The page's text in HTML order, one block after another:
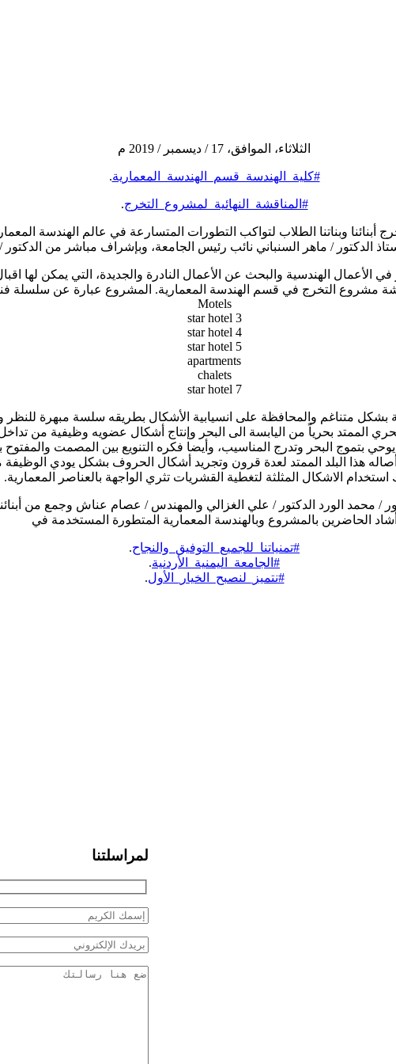
الثلاثاء، الموافق، 17 / ديسمبر / 2019 م
#كلية_الهندسة_قسم_الهندسة_المعمارية.
#المناقشة_النهائية_لمشروع_التخرج.
أبنائنا وبناتنا الطلاب لتواكب التطورات المتسارعة في عالم الهندسة
الدكتور / ماهر السنباني نائب رئيس الجامعة، وبإشراف مباشر من
الأعمال الهندسية والبحث عن الأعمال النادرة والجديدة، التي يمكن لها
مشروع التخرج في قسم الهندسة المعمارية. المشروع عبارة عن سلسلة
Motels
3 star hotel
4 star hotel
5 star hotel
apartments
chalets
7 star hotel
متناغم والمحافظة على انسيابية الأشكال بطريقه سلسة مبهرة
الممتد بحرياً من اليابسة الى البحر وإنتاج أشكال عضويه وظيفية من تداخل
بتموج البحر وتدرج المناسيب، وأيضا فكره التنويع بين المصمت
أصاله هذا البلد الممتد لعدة قرون وتجريد أشكال الحروف بشكل يودي الوظيفة
استخدام الاشكال المثلثة لتغطية القشريات تثري الواجهة بالعناصر المعمارية.
/ محمد الورد الدكتور / علي الغزالي والمهندس / عصام عناش وجمع من أبنائنا
أشاد الحاضرين بالمشروع وبالهندسة المعمارية المتطورة المستخدمة في
#تمنياتنا_للجميع_التوفيق_والنجاح.
#الجامعة_اليمنية_الأردنية.
#نتميز_لنصبح_الخيار_الأول.
لمراسلتنا
Hidden
fields